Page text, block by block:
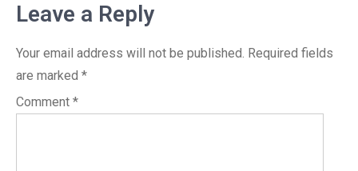
Leave a Reply
Your email address will not be published. Required fields
are marked *
Comment *